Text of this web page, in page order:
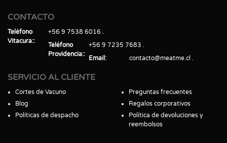
CONTACTO
Teléfono
Vitacura:
+56 9 7538 6016
Teléfono
Providencia:
+56 9 7235 7683
Email
contacto@meatme.cl
SERVICIO AL CLIENTE
Cortes de Vacuno
Blog
Políticas de despacho
Preguntas frecuentes
Regalos corporativos
Política de devoluciones y
reembolsos